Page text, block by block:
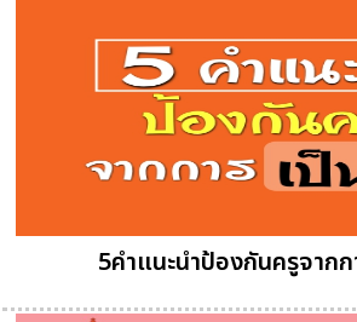
5คำแนะนำป้องกันครูจาก